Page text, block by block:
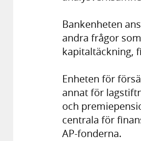
Bankenheten
andra frågor
kapitaltäckning,
Enheten för
annat för
och
centrala för
AP-fonderna.